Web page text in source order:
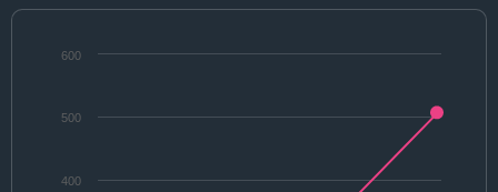
400
500
600